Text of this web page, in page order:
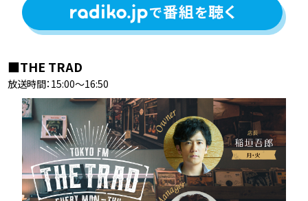
■THE TRAD
放送時間：15:00〜16:50